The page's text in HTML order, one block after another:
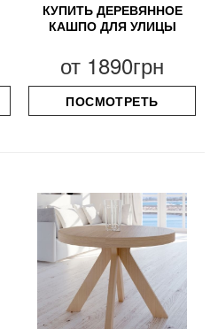
КУПИТЬ ДЕРЕВЯННОЕ
КАШПО ДЛЯ УЛИЦЫ
от 1890грн
ПОСМОТРЕТЬ